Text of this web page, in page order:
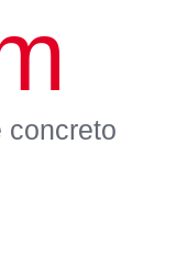
concreto